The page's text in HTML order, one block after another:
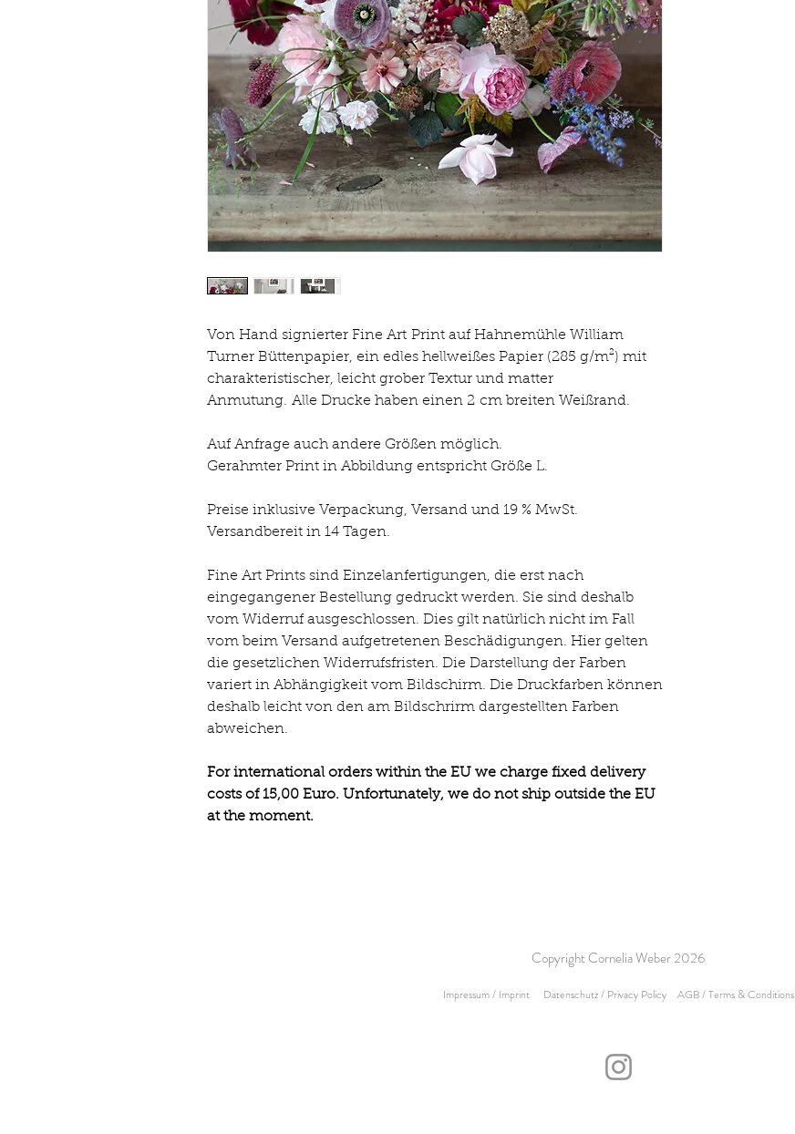
Von Hand signierter Fine Art Print auf Hahnemühle William
Turner Büttenpapier, ein edles hellweißes Papier (285 g/m²) mit
charakteristischer, leicht grober Textur und matter
Anmutung. Alle Drucke haben einen 2 cm breiten Weißrand.
Auf Anfrage auch andere Größen möglich.
Gerahmter Print in Abbildung entspricht Größe L.
Preise inklusive Verpackung, Versand und 19 % MwSt.
Versandbereit in 14 Tagen.
Fine Art Prints sind Einzelanfertigungen, die erst nach
eingegangener Bestellung gedruckt werden. Sie sind deshalb
vom Widerruf ausgeschlossen. Dies gilt natürlich nicht im Fall
vom beim Versand aufgetretenen Beschädigungen. Hier gelten
die gesetzlichen Widerrufsfristen. Die Darstellung der Farben
variert in Abhängigkeit vom Bildschirm. Die Druckfarben können
deshalb leicht von den am Bildschrirm dargestellten Farben
abweichen.
For international orders within the EU we charge fixed delivery
costs of 15,00 Euro. Unfortunately, we do not ship outside the EU
at the moment.
Copyright Cornelia Weber 2026
Impressum / Imprint Datenschutz / PrivacyPolicy AGB / Terms & Conditions